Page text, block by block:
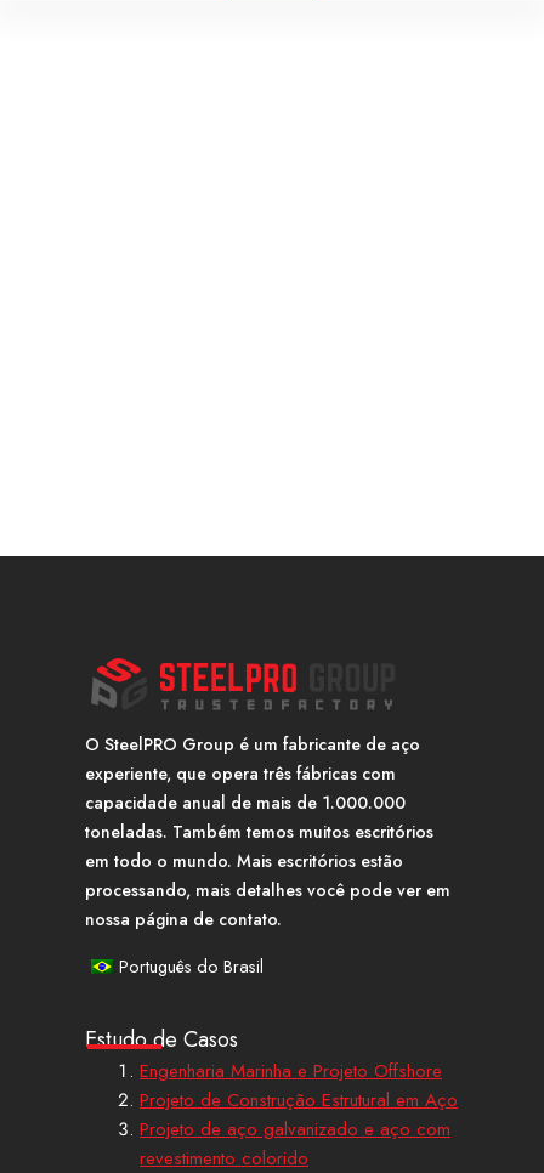
O SteelPRO Group é um fabricante de aço
experiente, que opera três fábricas com
capacidade anual de mais de 1.000.000
toneladas. Também temos muitos escritórios
em todo o mundo. Mais escritórios estão
processando, mais detalhes você pode ver em
nossa página de contato.
Português do Brasil
Estudo de Casos
Engenharia Marinha e Projeto Offshore
Projeto de Construção Estrutural em Aço
Projeto de aço galvanizado e aço com
revestimento colorido